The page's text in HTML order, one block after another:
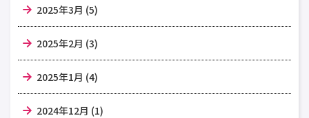
2025年3月 (5)
2025年2月 (3)
2025年1月 (4)
2024年12月 (1)